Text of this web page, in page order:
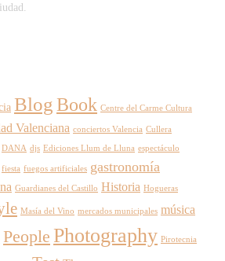
BlogBook Centre del Carme Cultura
Valenciana conciertos Valencia Cullera
DANA djs Ediciones Llum de Lluna espectáculo
fiesta fuegos artificiales gastronomía
Guardianes del Castillo Historia Hogueras
Masía del Vino mercados municipales música
People Photography Pirotecnia